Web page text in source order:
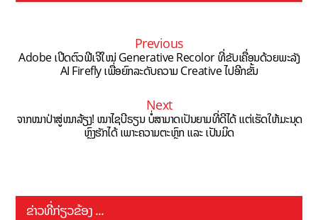
Previous
Adobe ເປີດຕົວຟີເຈີໃໝ່ Generative Recolor ທີ່ຂັບເຄື່ອນດ້ວຍພະລັງ
AI Firefly ເພື່ອຍົກລະດັບຄວາມ Creative ໄປອີກຂັ້ນ
Next
ຈາກໝາປ່າສູ່ໝາລ້ຽງ! ໝາໄຊບີຣຽນ ບໍ່ສາມາດເປັນຍາມທີ່ດີໄດ້ ແຕ່ເຮັດໃຫ້ມະນຸດ
ຫຼົງຮັກໄດ້ ເພາະຄວາມຕະຫຼົກ ແລະ ເປັນມິດ
ຂ່າວທີ່ກ່ຽວຂ້ອງ ...